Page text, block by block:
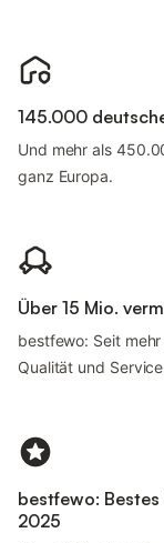
145.000
Und mehr als
ganz Europa.
Über 15 Mio.
bestfewo: Seit
Qualität und
bestfewo:
2025